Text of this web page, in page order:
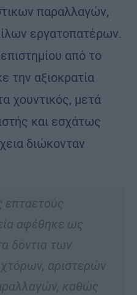
παραλλαγών,
εργατοπατέρων.
από το
την αξιοκρατία
χουντικός, μετά
και εσχάτως
διώκονταν
επταετούς
αφέθηκε ως
δόντια των
αριστερών
καθώς